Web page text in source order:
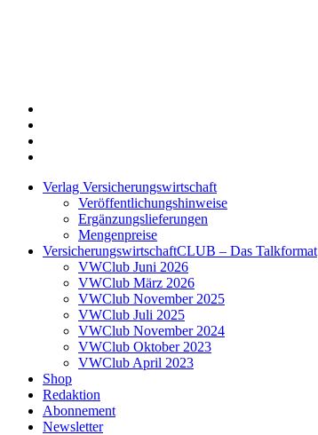
Verlag Versicherungswirtschaft
Veröffentlichungshinweise
Ergänzungslieferungen
Mengenpreise
VersicherungswirtschaftCLUB – Das Talkformat
VWClub Juni 2026
VWClub März 2026
VWClub November 2025
VWClub Juli 2025
VWClub November 2024
VWClub Oktober 2023
VWClub April 2023
Shop
Redaktion
Abonnement
Newsletter